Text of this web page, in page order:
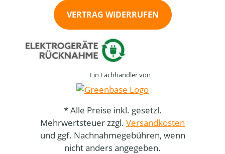
VERTRAG WIDERRUFEN
Ein Fachhändler von
* Alle Preise inkl. gesetzl.
Mehrwertsteuer zzgl. Versandkosten
und ggf. Nachnahmegebühren, wenn
nicht anders angegeben.